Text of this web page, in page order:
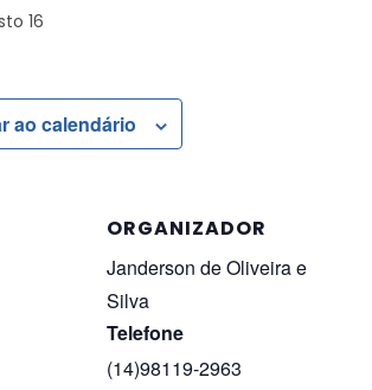
16
ao calendário
ORGANIZADOR
Janderson de Oliveira e
Silva
Telefone
(14)98119-2963